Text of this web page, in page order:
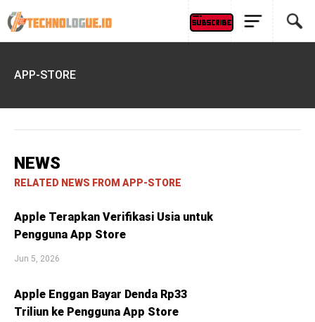
APP-STORE
NEWS
RELATED NEWS FROM APP-STORE
Apple Terapkan Verifikasi Usia untuk
Pengguna App Store
Jun 5, 2026
Apple Enggan Bayar Denda Rp33
Triliun ke Pengguna App Store